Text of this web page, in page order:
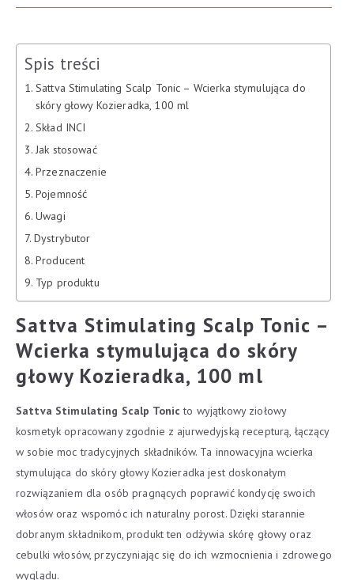
Spis treści
Sattva Stimulating Scalp Tonic – Wcierka stymulująca do
skóry głowy Kozieradka, 100 ml
Skład INCI
Jak stosować
Przeznaczenie
Pojemność
Uwagi
Dystrybutor
Producent
Typ produktu
Sattva Stimulating Scalp Tonic –
Wcierka stymulująca do skóry
głowy Kozieradka, 100 ml
Sattva Stimulating Scalp Tonic to wyjątkowy ziołowy
kosmetyk opracowany zgodnie z ajurwedyjską recepturą, łączący
w sobie moc tradycyjnych składników. Ta innowacyjna wcierka
stymulująca do skóry głowy Kozieradka jest doskonałym
rozwiązaniem dla osób pragnących poprawić kondycję swoich
włosów oraz wspomóc ich naturalny porost. Dzięki starannie
dobranym składnikom, produkt ten odżywia skórę głowy oraz
cebulki włosów, przyczyniając się do ich wzmocnienia i zdrowego
wyglądu.